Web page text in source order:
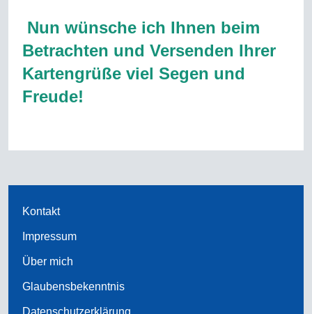
Nun wünsche ich Ihnen beim
Betrachten und Versenden Ihrer
Kartengrüße viel Segen und
Freude!
Kontakt
Impressum
Über mich
Glaubensbekenntnis
Datenschutzerklärung